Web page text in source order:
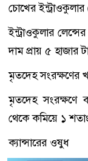
চোখের ইন্ট্রাওকুলার
ইন্ট্রাওকুলার
দাম প্রায় ৫ হাজার
মৃতদেহ সংরক্ষণের
মৃতদেহ সংরক্ষণে
থেকে কমিয়ে ১
ক্যান্সারের ওষুধ